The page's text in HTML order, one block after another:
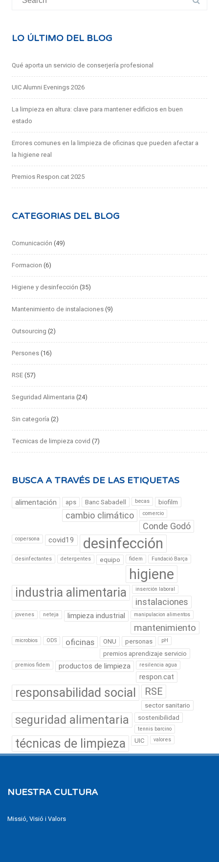
for:
LO ÚLTIMO DEL BLOG
Qué aporta un servicio de conserjería profesional
UIC Alumni Evenings 2026
La limpieza en altura: clave para mantener edificios en buen
estado
Errores comunes en la limpieza de oficinas que pueden afectar a
la higiene real
Premios Respon.cat 2025
CATEGORIAS DEL BLOG
Comunicación (49)
Formacion (6)
Higiene y desinfección (35)
Mantenimiento de instalaciones (9)
Outsourcing (2)
Persones (16)
RSE (57)
Seguridad Alimentaria (24)
Sin categoría (2)
Tecnicas de limpieza covid (7)
BUSCA A TRAVÉS DE LAS ETIQUETAS
alimentación aps Banc Sabadell becas biofilm
cambio climático comercio
Conde Godó
copersona covid19 desinfección
desinfectantes detergentes equipo fidem Fundació Barça
higiene
industria alimentaria inserción laboral
instalaciones
jovenes neteja limpieza industrial manipulacion alimentos
mantenimiento
microbios ODS oficinas ONU personas pH
premios aprendizaje servicio
premios fidem productos de limpieza resilencia agua
respon.cat
responsabilidad social RSE
sector sanitario
seguridad alimentaria sostenibilidad
tennis barcino
técnicas de limpieza UIC valores
NUESTRA CULTURA
Missió, Visió i Valors